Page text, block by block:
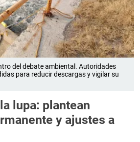
del debate ambiental. Autoridades
para reducir descargas y vigilar su
lupa: plantean
y ajustes a